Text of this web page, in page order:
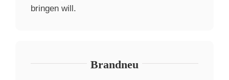
bringen will.
Brandneu